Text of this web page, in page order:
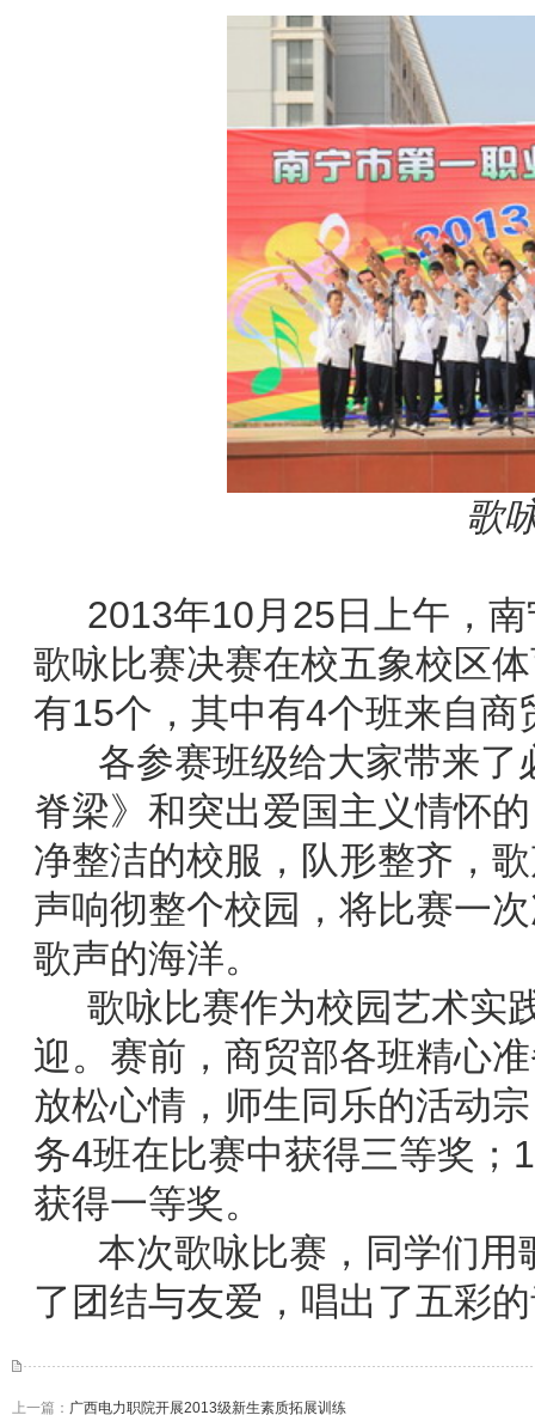
歌
2013年10月25日上午，南
歌咏比赛决赛在校五象校区
有15个，其中有4个班来自商
各参赛班级给大家带来了
脊梁》和突出爱国主义情怀
净整洁的校服，队形整齐，
声响彻整个校园，将比赛一
歌声的海洋。
歌咏比赛作为校园艺术实
迎。赛前，商贸部各班精心
放松心情，师生同乐的活动
务4班在比赛中获得三等奖；
获得一等奖。
本次歌咏比赛，同学们用
了团结与友爱，唱出了五彩
上一篇： 广西电力职院开展2013级新生素质拓展训练